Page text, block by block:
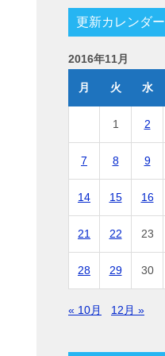
更新カレンダー
2016年11月
月 火 水
1 2
7 8 9
14 15 16
21 22 23
28 29 30
« 10月 12月 »